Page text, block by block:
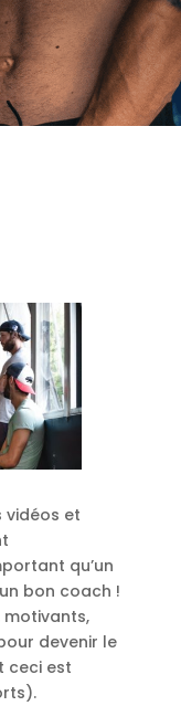
vidéos et
qu’un
bon coach !
motivants,
devenir le
ceci est